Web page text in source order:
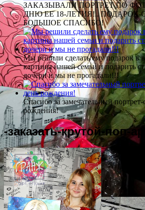
ЗАКАЗЫВАЛИ ПОРТРЕТ ПО
ДНЮ ЕЕ 18-ЛЕТИЯ!.. ПОДАРОК-
БОЛЬШОЕ СПАСИБО!
Мы решили сделать ему подарок в
картины нашей семьи и подарить
дочери и мы не прогадали!!!
Спасибо за замечательный
рождения!
-заказать-крутой-поп-